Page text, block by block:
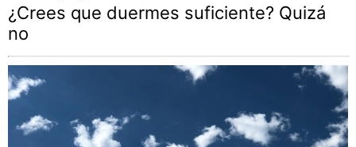
¿Crees que duermes suficiente? Quizá
no